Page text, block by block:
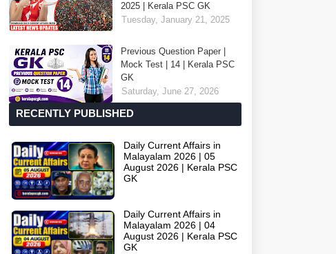
2025 | Kerala PSC GK
Tuesday, January 21, 2025
Previous Question Paper |
Mock Test | 14 | Kerala PSC
GK
Saturday, June 27, 2026
RECENTLY PUBLISHED
Daily Current Affairs in
Malayalam 2026 | 05
August 2026 | Kerala PSC
GK
Daily Current Affairs in
Malayalam 2026 | 04
August 2026 | Kerala PSC
GK